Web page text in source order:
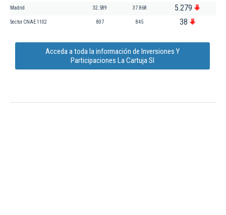
Madrid 32.589 37.868 5.279
Sector CNAE 1102 807 845 38
Acceda a toda la información de Inversiones Y
Participaciones La Cartuja Sl